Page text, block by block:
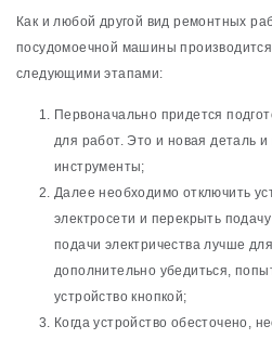
Как и любой другой вид ремонтных
посудомоечной машины производится
следующими этапами:
Первоначально придется
для работ. Это и новая деталь
инструменты;
Далее необходимо отключить
электросети и перекрыть
подачи электричества лучше
дополнительно убедиться,
устройство кнопкой;
Когда устройство обесточено,